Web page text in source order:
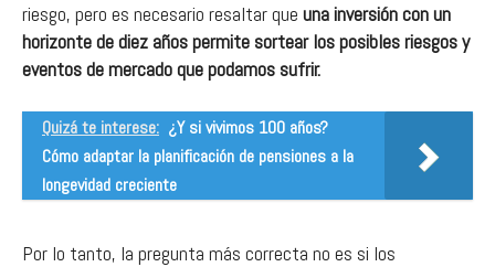
riesgo, pero es necesario resaltar que una inversión con un
horizonte de diez años permite sortear los posibles riesgos y
eventos de mercado que podamos sufrir.
Quizá te interese: ¿Y si vivimos 100 años?
Cómo adaptar la planificación de pensiones a la
longevidad creciente
Por lo tanto, la pregunta más correcta no es si los